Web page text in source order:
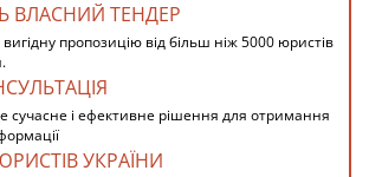
ВЛАСНИЙ ТЕНДЕР
пропозицію від більш ніж 5000 юристів
сучасне і ефективне рішення для отримання
УКРАЇНИ